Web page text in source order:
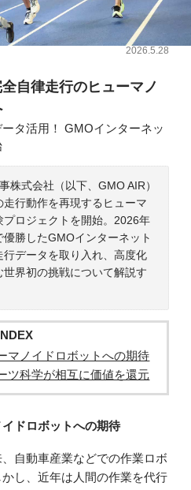
2026.5.28
自律走行のヒューマノ
タ活用！ GMOインターネッ
株式会社（以下、GMO AIR）
行動作を再現するヒューマ
プロジェクトを開始。2026年
勝したGMOインターネット
データを取り入れ、高度化
界初の挑戦について解説す
マノイドロボットへの期待
ツ科学が相互に価値を還元
ドロボットへの期待
自動車産業などでの作業ロボ
し、近年は人間の作業を代行